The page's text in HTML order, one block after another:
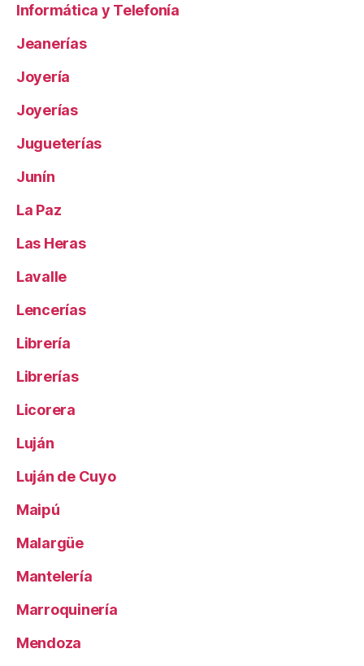
Informática y Telefonía
Jeanerías
Joyería
Joyerías
Jugueterías
Junín
La Paz
Las Heras
Lavalle
Lencerías
Librería
Librerías
Licorera
Luján
Luján de Cuyo
Maipú
Malargüe
Mantelería
Marroquinería
Mendoza